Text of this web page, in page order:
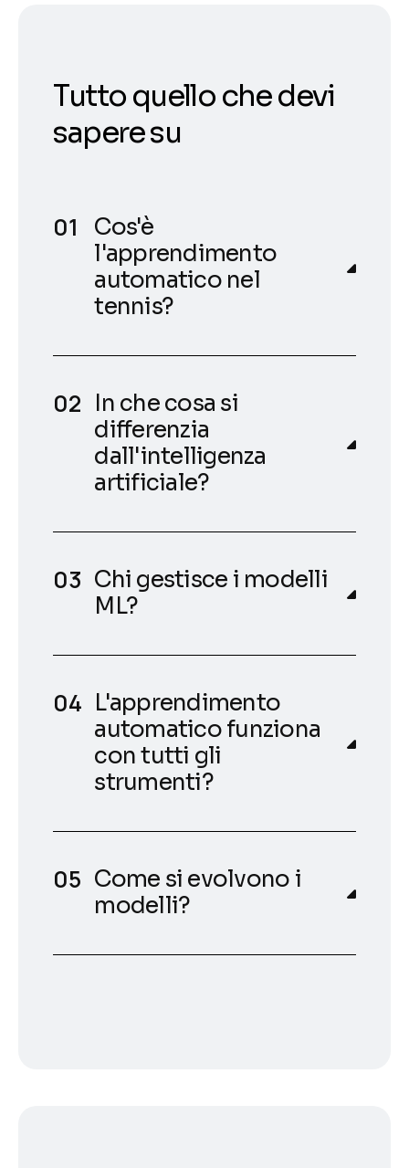
Tutto quello che devi
sapere su
Cos'è
l'apprendimento
automatico nel
tennis?
In che cosa si
differenzia
dall'intelligenza
artificiale?
Chi gestisce i modelli
ML?
L'apprendimento
automatico funziona
con tutti gli
strumenti?
Come si evolvono i
modelli?